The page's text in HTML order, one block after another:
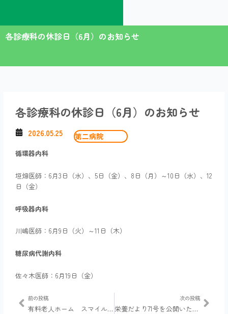
を
ス
プ
各診療科の休診日（6月）のお知らせ
各診療科の休診日（6月）のお知らせ
2026.05.25 第二病院
循環器内科
垣畑医師：6月3日（水）、5日（金）、8日（月）～10日（水）、12
日（金）
呼吸器内科
川嶋医師：6月9日（火）～11日（木）
糖尿病代謝内科
佐々木医師：6月19日（金）
Prev
前の投稿
有料老人ホーム スマイルまつぞの
次の投稿
栄養だより71号を公開いたしました
Next